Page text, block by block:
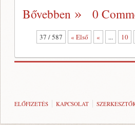
Bővebben 0
37 / 587 « Első « ... 10
ELŐFIZETÉS KAPCSOLAT